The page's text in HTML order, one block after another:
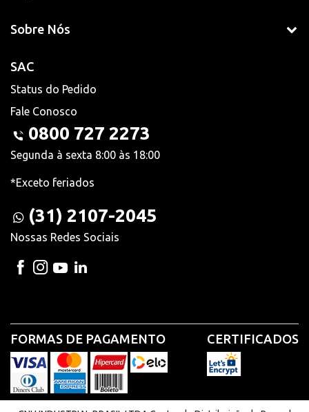
Sobre Nós
SAC
Status do Pedido
Fale Conosco
0800 727 2273
Segunda à sexta 8:00 às 18:00
*Exceto feriados
(31) 2107-2045
Nossas Redes Sociais
FORMAS DE PAGAMENTO CERTIFICADOS